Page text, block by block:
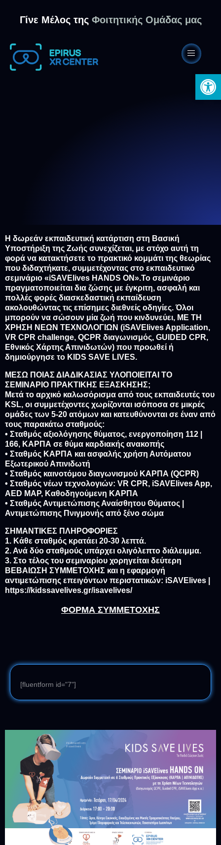
Γίνε Μέλος της Φοιτητικής Ομάδας μας
Η δωρεάν εκπαιδευτική κατάρτιση στη Βασική
Υποστήριξη της Ζωής συνεχίζεται, με στόχο αυτή τη
φορά να κατακτήσετε το πρακτικό κομμάτι της θεωρίας
που διδαχτήκατε, συμμετέχοντας στο εκπαιδευτικό
σεμινάριο «iSAVElives HANDS ON».Το σεμινάριο
πραγματοποιείται δια ζώσης με έγκριτη, ασφαλή και
πολλές φορές διασκεδαστική εκπαίδευση
ακολουθώντας τις επίσημες διεθνείς οδηγίες. Όλοι
μπορούν να σώσουν μία ζωή που κινδυνεύει, ΜΕ ΤΗ
ΧΡΗΣΗ ΝΕΩΝ ΤΕΧΝΟΛΟΓΙΩΝ (iSAVElives Application,
VR CPR challenge, QCPR διαγωνισμός, GUIDED CPR,
Εθνικός Χάρτης Απινιδωτών) που προωθεί ή
δημιούργησε το KIDS SAVE LIVES.
ΜΕΣΩ ΠΟΙΑΣ ΔΙΑΔΙΚΑΣΙΑΣ ΥΛΟΠΟΙΕΙΤΑΙ ΤΟ
ΣΕΜΙΝΑΡΙΟ ΠΡΑΚΤΙΚΗΣ ΕΞΑΣΚΗΣΗΣ;
Μετά το αρχικό καλωσόρισμα από τους εκπαιδευτές του
KSL, οι συμμετέχοντες χωρίζονται ισόποσα σε μικρές
ομάδες των 5-20 ατόμων και κατευθύνονται σε έναν από
τους παρακάτω σταθμούς:
• Σταθμός αξιολόγησης θύματος, ενεργοποίηση 112 |
166, ΚΑΡΠΑ σε θύμα καρδιακής ανακοπής
• Σταθμός ΚΑΡΠΑ και ασφαλής χρήση Αυτόματου
Εξωτερικού Απινιδωτή
• Σταθμός καινοτόμου διαγωνισμού ΚΑΡΠΑ (QCPR)
• Σταθμός νέων τεχνολογιών: VR CPR, iSAVElives App,
AED MAP, Καθοδηγούμενη ΚΑΡΠΑ
• Σταθμός Αντιμετώπισης Αναίσθητου Θύματος |
Αντιμετώπισης Πνιγμονής από ξένο σώμα
ΣΗΜΑΝΤΙΚΕΣ ΠΛΗΡΟΦΟΡΙΕΣ
1. Κάθε σταθμός κρατάει 20-30 λεπτά.
2. Ανά δύο σταθμούς υπάρχει ολιγόλεπτο διάλειμμα.
3. Στο τέλος του σεμιναρίου χορηγείται δεύτερη
ΒΕΒΑΙΩΣΗ ΣΥΜΜΕΤΟΧΗΣ και η εφαρμογή
αντιμετώπισης επειγόντων περιστατικών: iSAVElives |
https://kidssavelives.gr/isavelives/
ΦΟΡΜΑ ΣΥΜΜΕΤΟΧΗΣ
[fluentform id="7"]